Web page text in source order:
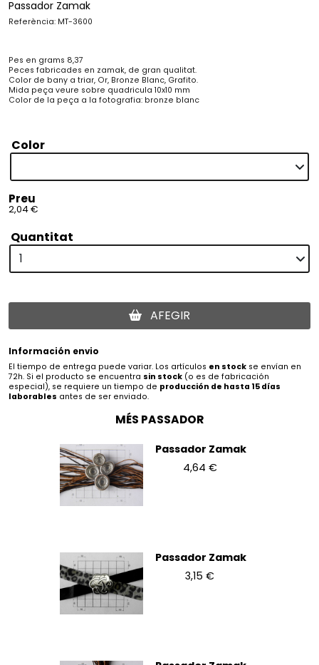
Passador Zamak
Referència: MT-3600
Pes en grams 8,37
Peces fabricades en zamak, de gran qualitat.
Color de bany a triar, Or, Bronze Blanc, Grafito.
Mida peça veure sobre quadricula 10x10 mm
Color de la peça a la fotografia: bronze blanc
Color
Preu
2,04 €
Quantitat
AFEGIR
Información envio
El tiempo de entrega puede variar. Los artículos en stock se envían en
72h. Si el producto se encuentra sin stock (o es de fabricación
especial), se requiere un tiempo de producción de hasta 15 días
laborables antes de ser enviado.
MÉS PASSADOR
Passador Zamak
4,64 €
Passador Zamak
3,15 €